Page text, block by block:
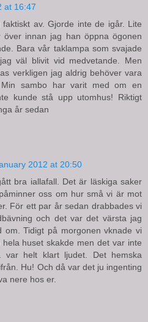
at 16:47
av. Gjorde inte de igår. Lite
innan jag han öppna ögonen
Bara vår taklampa som svajade
väl blivit vid medvetande. Men
verkligen jag aldrig behöver vara
sambo har varit med om en
kunde stå upp utomhus! Riktigt
år sedan
2012 at 20:50
bra iallafall. Det är läskiga saker
oss om hur små vi är mot
För ett par år sedan drabbades vi
och det var det värsta jag
om. Tidigt på morgonen vknade vi
huset skakde men det var inte
var helt klart ljudet. Det hemska
Hu! Och då var det ju ingenting
nere hos er.